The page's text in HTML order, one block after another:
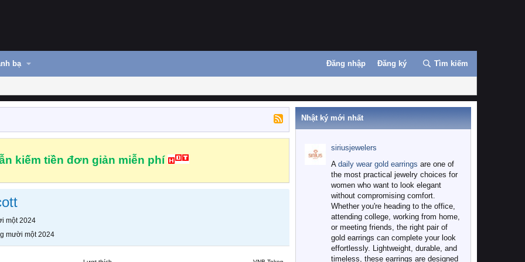
bạ Đăng nhập Đăng ký Tìm kiếm
kiếm tiền đơn giản miễn phí
một 2024
mười một 2024
Nhật ký mới nhất
siriusjewelers
A daily wear gold earrings are one of
the most practical jewelry choices for
women who want to look elegant
without compromising comfort.
Whether you're heading to the office,
attending college, working from home,
or meeting friends, the right pair of
gold earrings can complete your look
effortlessly. Lightweight, durable, and
timeless, these earrings are designed